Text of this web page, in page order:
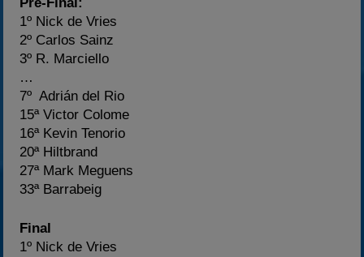
1º Nick de Vries
2º Carlos Sainz
3º R. Marciello
…
7º Adrián del Rio
15ª Victor Colome
16ª Kevin Tenorio
20ª Hiltbrand
27ª Mark Meguens
33ª Barrabeig
Final
1º Nick de Vries